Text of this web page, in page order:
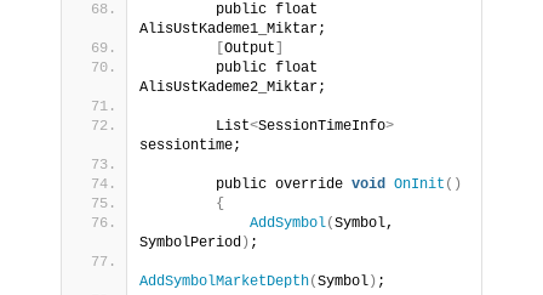
        public float
AlisUstKademe1_Miktar;
[Output
        public float
AlisUstKademe2_Miktar;
        List
<SessionTimeInfo>
sessiontime;
        public override
void OnInit ()
{
AddSymbol(Symbol,
SymbolPeriod ) ;
AddSymbolMarketDepth(Symbol ) ;